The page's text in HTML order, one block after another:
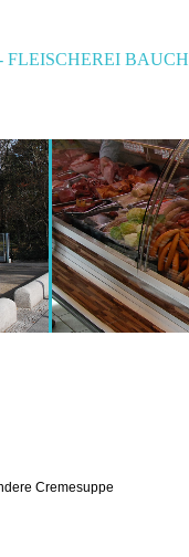
BAUCH
Cremesuppe